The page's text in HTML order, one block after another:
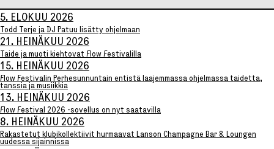
Ohjelma
Musiikki
Taide
AIKATAULU
Syö & Juo
5. ELOKUU 2026
Todd Terje ja DJ Patuu lisätty ohjelmaan
21. HEINÄKUU 2026
Taide ja muoti kiehtovat Flow Festivalilla
15. HEINÄKUU 2026
Flow Festivalin Perhesunnuntain entistä laajemmassa ohjelmassa taidetta,
tanssia ja musiikkia
13. HEINÄKUU 2026
Flow Festival 2026 -sovellus on nyt saatavilla
8. HEINÄKUU 2026
Rakastetut klubikollektiivit hurmaavat Lanson Champagne Bar & Loungen
uudessa sijainnissa